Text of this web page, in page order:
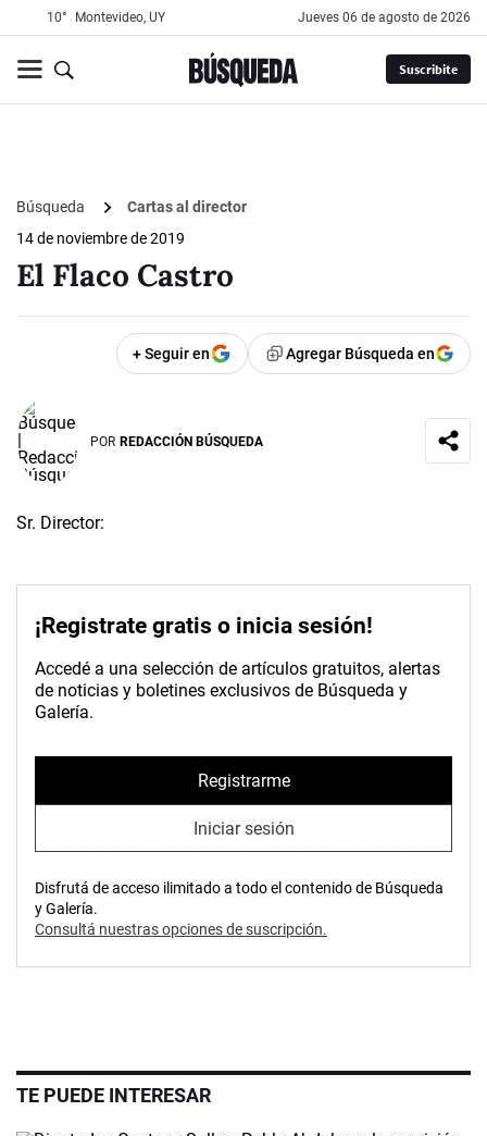
10° Montevideo, UY jueves 06 de agosto de 2026
Suscribite
Búsqueda
Cartas al director
14 de noviembre de 2019
El Flaco Castro
+ Seguir en Agregar Búsqueda en
POR REDACCIÓN BÚSQUEDA
Sr. Director:
¡Registrate gratis o inicia sesión!
Accedé a una selección de artículos gratuitos, alertas
de noticias y boletines exclusivos de Búsqueda y
Galería.
Registrarme
Iniciar sesión
Disfrutá de acceso ilimitado a todo el contenido de Búsqueda
y Galería.
Consultá nuestras opciones de suscripción.
TE PUEDE INTERESAR